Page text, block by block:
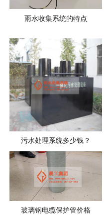
雨水收集系统的特点
污水处理系统多少钱？
玻璃钢电缆保护管价格